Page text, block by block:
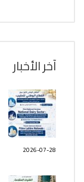
آخر الأخبار
2026-07-28